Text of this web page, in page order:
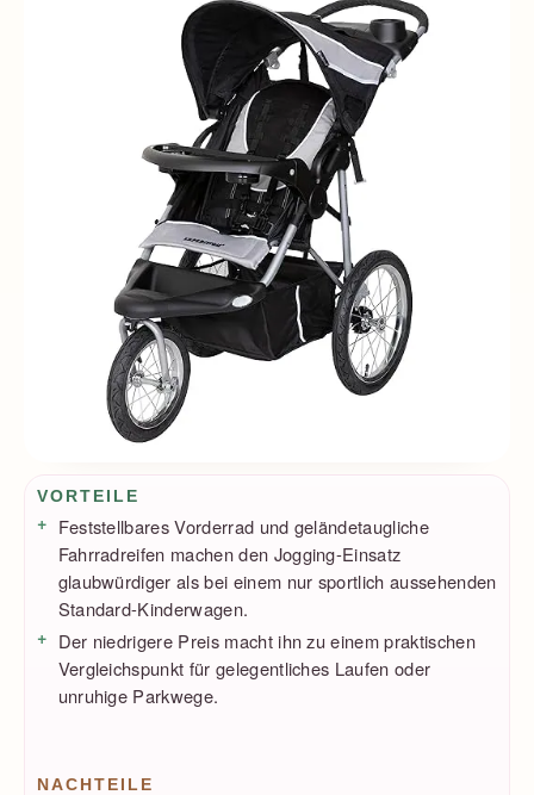
Vorteile / Nachteile
VORTEILE
Feststellbares Vorderrad und geländetaugliche
Fahrradreifen machen den Jogging-Einsatz
glaubwürdiger als bei einem nur sportlich aussehenden
Standard-Kinderwagen.
Der niedrigere Preis macht ihn zu einem praktischen
Vergleichspunkt für gelegentliches Laufen oder
unruhige Parkwege.
NACHTEILE